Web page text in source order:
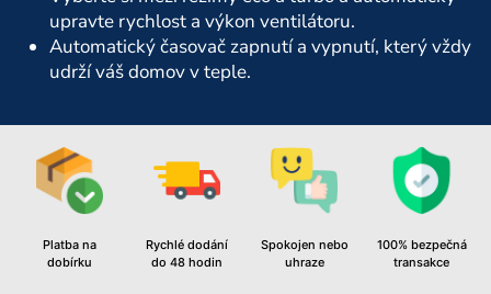
upravte rychlost a výkon ventilátoru.
Automatický časovač zapnutí a vypnutí, který vždy
udrží váš domov v teple.
Platba na
dobírku
Rychlé dodání
do 48 hodin
Spokojen nebo
uhraze
100% bezpečná
transakce